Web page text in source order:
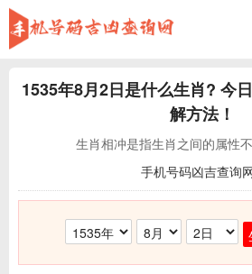
1535年8月2日是什么生肖? 今
解方法！
生肖相冲是指生肖之间的属性
手机号码凶吉查询